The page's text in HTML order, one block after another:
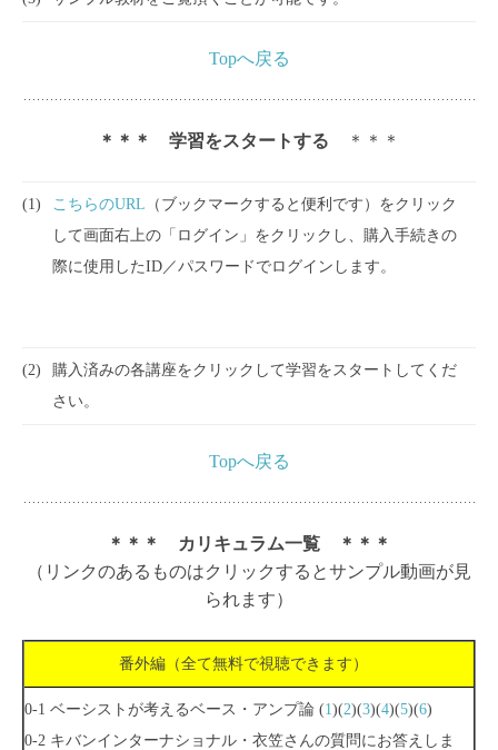
Topへ戻る
＊＊＊ 学習をスタートする ＊＊＊
(1) こちらのURL （ブックマークすると便利です）をクリック
して画面右上の「ログイン」をクリックし、購入手続きの
際に使用したID／パスワードでログインします。
(2)
購入済みの各講座をクリックして学習をスタートしてくだ
さい。
Topへ戻る
＊＊＊ カリキュラム一覧 ＊＊＊
（リンクのあるものはクリックするとサンプル動画が見
られます）
番外編（全て無料で視聴できます）
0-1 ベーシストが考えるベース・アンプ論 (1)(2)(3)(4)(5)(6)
0-2 キバンインターナショナル・衣笠さんの質問にお答えしま